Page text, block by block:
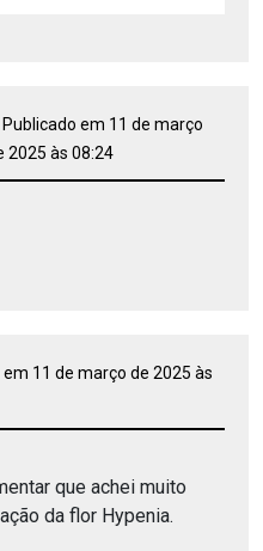
Publicado em 11 de março
2025 às 08:24
em 11 de março de 2025 às
que achei muito
da flor Hypenia.